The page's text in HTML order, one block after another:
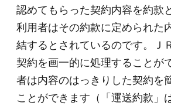
認めてもらった契約内容を約款
利用者はその約款に定められた
結するとされているのです。Ｊ
契約を画一的に処理することが
者は内容のはっきりした契約を
ことができます（「運送約款」